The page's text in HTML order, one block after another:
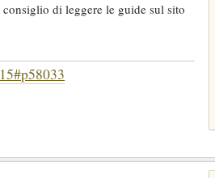
di leggere le guide sul sito